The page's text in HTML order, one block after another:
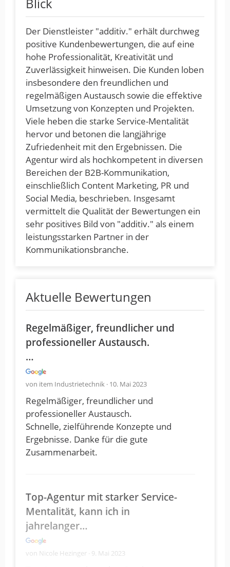
Der Dienstleister "additiv." erhält durchweg
positive Kundenbewertungen, die auf eine
hohe Professionalität, Kreativität und
Zuverlässigkeit hinweisen. Die Kunden loben
insbesondere den freundlichen und
regelmäßigen Austausch sowie die effektive
Umsetzung von Konzepten und Projekten.
Viele heben die starke Service-Mentalität
hervor und betonen die langjährige
Zufriedenheit mit den Ergebnissen. Die
Agentur wird als hochkompetent in diversen
Bereichen der B2B-Kommunikation,
einschließlich Content Marketing, PR und
Social Media, beschrieben. Insgesamt
vermittelt die Qualität der Bewertungen ein
sehr positives Bild von "additiv." als einem
leistungsstarken Partner in der
Kommunikationsbranche.
Aktuelle Bewertungen
Regelmäßiger, freundlicher und
professioneller Austausch.
…
von item Industrietechnik · 10. Mai 2023
Regelmäßiger, freundlicher und
professioneller Austausch.
Schnelle, zielführende Konzepte und
Ergebnisse. Danke für die gute
Zusammenarbeit.
Top-Agentur mit starker Service-
Mentalität, kann ich in
jahrelanger…
von Nicole Hezinger · 9. Mai 2023